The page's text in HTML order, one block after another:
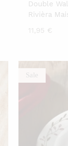
Double
Rivièra
11,95 €
Sale